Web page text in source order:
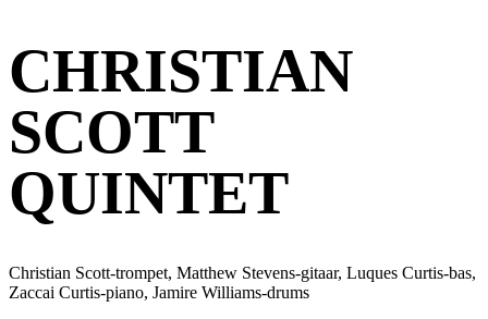
CHRISTIAN
SCOTT
QUINTET
Christian Scott-trompet, Matthew Stevens-gitaar, Luques Curtis-bas,
Zaccai Curtis-piano, Jamire Williams-drums